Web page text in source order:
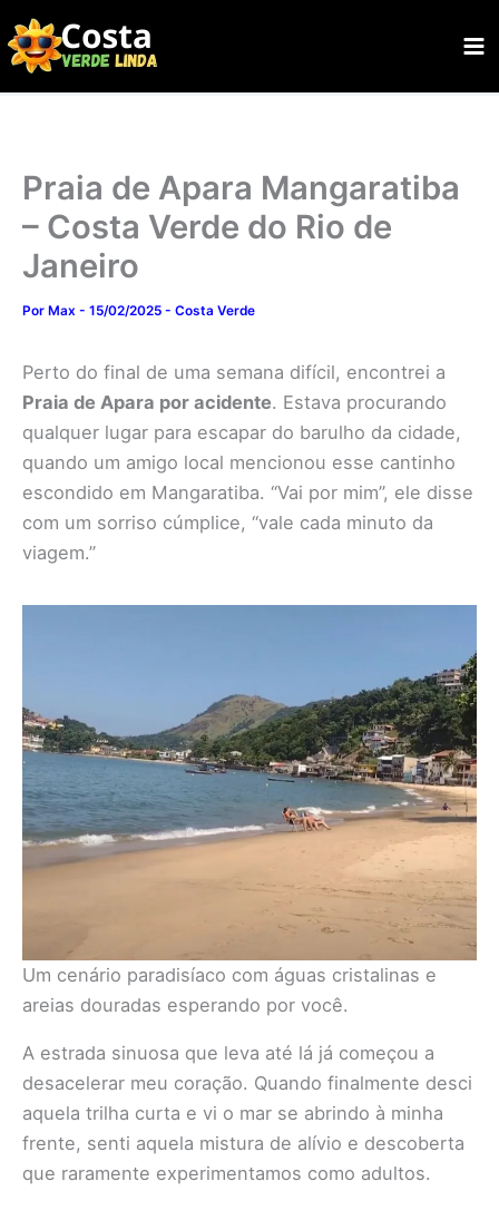
para
Praia de Apara Mangaratiba
– Costa Verde do Rio de
Janeiro
Por Max - 15/02/2025 - Costa Verde
Perto do final de uma semana difícil, encontrei a
Praia de Apara por acidente. Estava procurando
qualquer lugar para escapar do barulho da cidade,
quando um amigo local mencionou esse cantinho
escondido em Mangaratiba. “Vai por mim”, ele disse
com um sorriso cúmplice, “vale cada minuto da
viagem.”
Um cenário paradisíaco com águas cristalinas e
areias douradas esperando por você.
A estrada sinuosa que leva até lá já começou a
desacelerar meu coração. Quando finalmente desci
aquela trilha curta e vi o mar se abrindo à minha
frente, senti aquela mistura de alívio e descoberta
que raramente experimentamos como adultos.